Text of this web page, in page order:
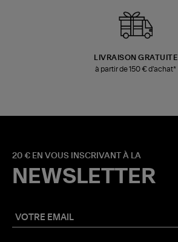
LIVRAISON GRATUITE
à partir de 150 € d'achat*
20 € EN VOUS INSCRIVANT À LA
NEWSLETTER